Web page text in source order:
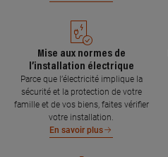
Mise aux normes de
l’installation électrique
Parce que l’électricité implique la
sécurité et la protection de votre
famille et de vos biens, faites vérifier
votre installation.
En savoir plus